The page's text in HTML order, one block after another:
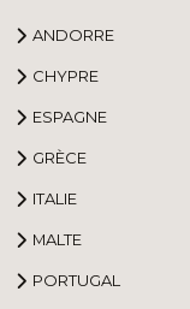
ANDORRE
CHYPRE
ESPAGNE
GRÈCE
ITALIE
MALTE
PORTUGAL